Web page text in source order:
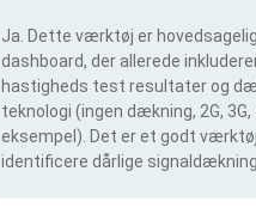
Ja. Dette værktøj er
dashboard, der allerede
hastigheds test resultater og
teknologi (ingen dækning, 2G,
eksempel). Det er et godt
identificere dårlige